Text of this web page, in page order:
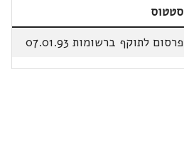
סטטוס
פרסום לתוקף ברשומות 07.01.93